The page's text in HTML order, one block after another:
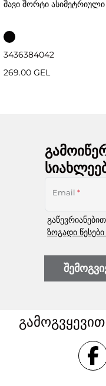
შავი შორტი
3436384042
269.00 GEL
Email *
ზოგადი